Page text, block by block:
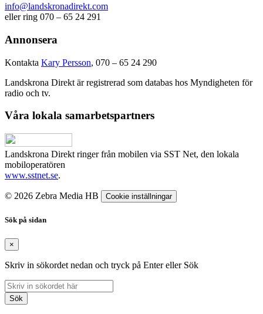
info@landskronadirekt.com
eller ring 070 – 65 24 291
Annonsera
Kontakta Kary Persson, 070 – 65 24 290
Landskrona Direkt är registrerad som databas hos Myndigheten för
radio och tv.
Våra lokala samarbetspartners
Landskrona Direkt ringer från mobilen via SST Net, den lokala
mobiloperatören
www.sstnet.se.
© 2026 Zebra Media HB Cookie inställningar
Sök på sidan
×
Skriv in sökordet nedan och tryck på Enter eller Sök
Sök